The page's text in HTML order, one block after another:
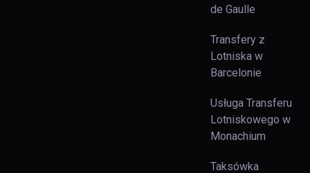
de Gaulle
Transfery z
Lotniska w
Barcelonie
Usługa Transferu
Lotniskowego w
Monachium
Taksówka